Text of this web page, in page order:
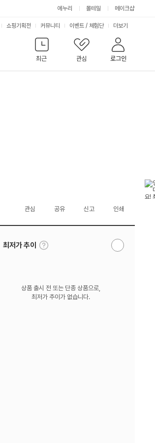
에누리 몰테일 메이크샵
최근
관심 로그인
쇼핑기획전 커뮤니티 이벤트 / 체험단 서
비
스
더보기
관심 공유 신고 인쇄
최저가 추이
툴
팁
알
상품 출시 전 또는 단종 상품으로,
최저가 추이가 없습니다.